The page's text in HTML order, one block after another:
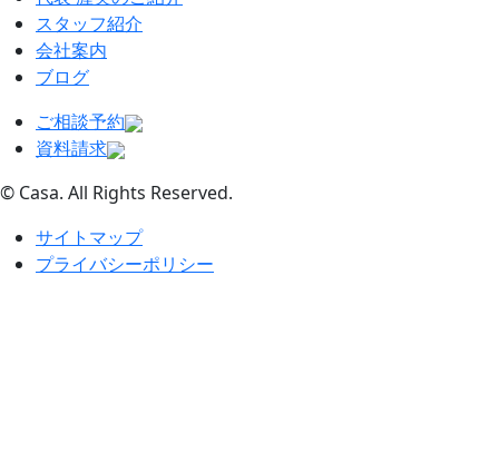
スタッフ紹介
会社案内
ブログ
ご相談予約
資料請求
© Casa. All Rights Reserved.
サイトマップ
プライバシーポリシー